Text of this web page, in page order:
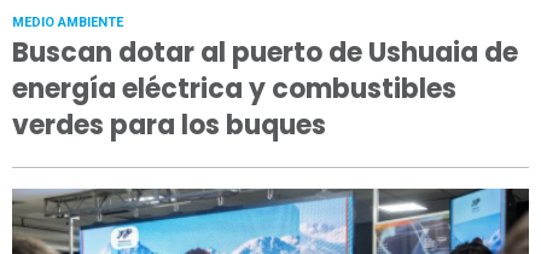
MEDIO AMBIENTE
Buscan dotar al puerto de Ushuaia de
energía eléctrica y combustibles
verdes para los buques